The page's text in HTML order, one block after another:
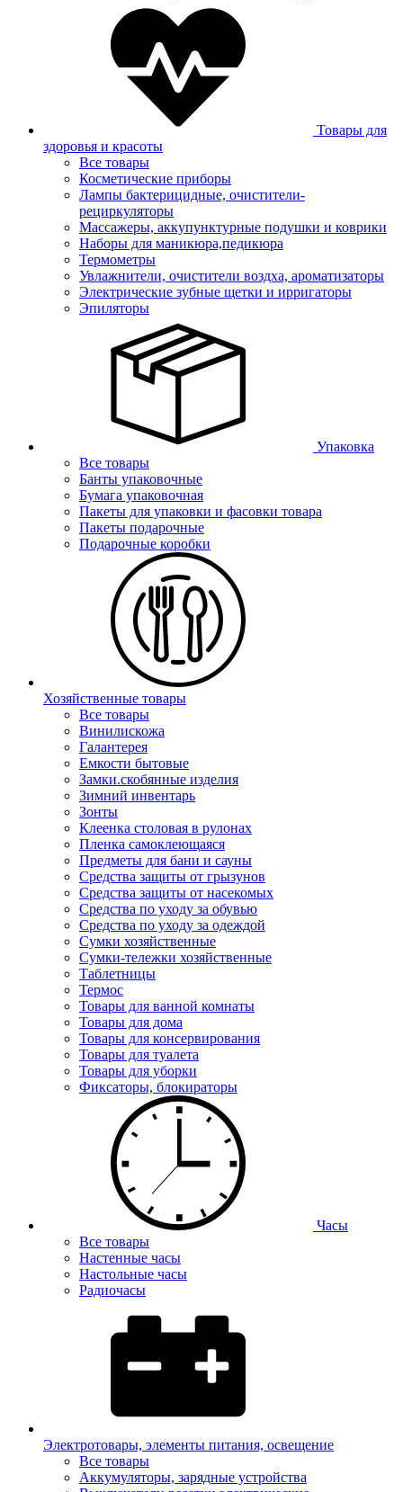
Товары для
здоровья и красоты
Все товары
Косметические приборы
Лампы бактерицидные, очистители-
рециркуляторы
Массажеры, аккупунктурные подушки и коврики
Наборы для маникюра,педикюра
Термометры
Увлажнители, очистители воздха, ароматизаторы
Электрические зубные щетки и ирригаторы
Эпиляторы
Упаковка
Все товары
Банты упаковочные
Бумага упаковочная
Пакеты для упаковки и фасовки товара
Пакеты подарочные
Подарочные коробки
Хозяйственные товары
Все товары
Винилискожа
Галантерея
Емкости бытовые
Замки.скобянные изделия
Зимний инвентарь
Зонты
Клеенка столовая в рулонах
Пленка самоклеющаяся
Предметы для бани и сауны
Средства защиты от грызунов
Средства защиты от насекомых
Средства по уходу за обувью
Средства по уходу за одеждой
Сумки хозяйственные
Сумки-тележки хозяйственные
Таблетницы
Термос
Товары для ванной комнаты
Товары для дома
Товары для консервирования
Товары для туалета
Товары для уборки
Фиксаторы, блокираторы
Часы
Все товары
Настенные часы
Настольные часы
Радиочасы
Электротовары, элементы питания, освещение
Все товары
Аккумуляторы, зарядные устройства